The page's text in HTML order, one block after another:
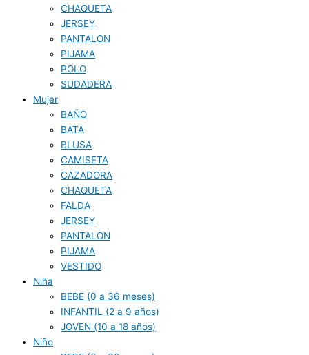
CHAQUETA
JERSEY
PANTALON
PIJAMA
POLO
SUDADERA
Mujer
BAÑO
BATA
BLUSA
CAMISETA
CAZADORA
CHAQUETA
FALDA
JERSEY
PANTALON
PIJAMA
VESTIDO
Niña
BEBE (0 a 36 meses)
INFANTIL (2 a 9 años)
JOVEN (10 a 18 años)
Niño